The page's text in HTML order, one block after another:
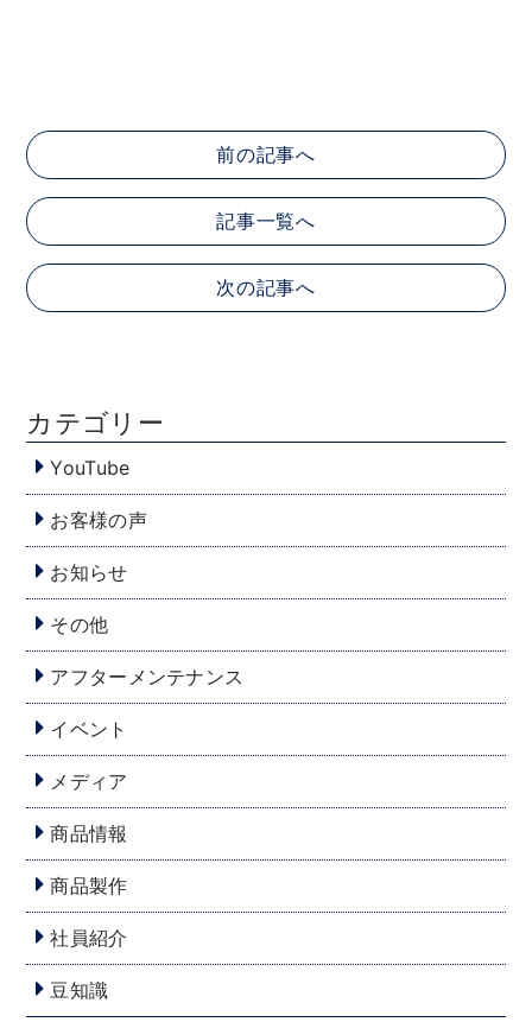
前の記事へ
記事一覧へ
次の記事へ
カテゴリー
YouTube
お客様の声
お知らせ
その他
アフターメンテナンス
イベント
メディア
商品情報
商品製作
社員紹介
豆知識